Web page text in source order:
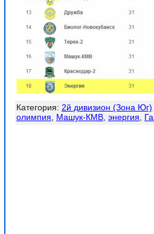
Категория: 2й дивизион (Зона Юг)
олимпия
Машук-КМВ энергия